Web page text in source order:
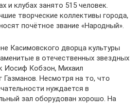
и клубах занято 515 человек.
творческие коллективы города,
почётное звание «Народный».
Касимовского дворца культуры
в отечественных звездных
Иосиф Кобзон, Михаил
Газманов. Несмотря на то, что
нуждается в
зал оборудован хорошо. На